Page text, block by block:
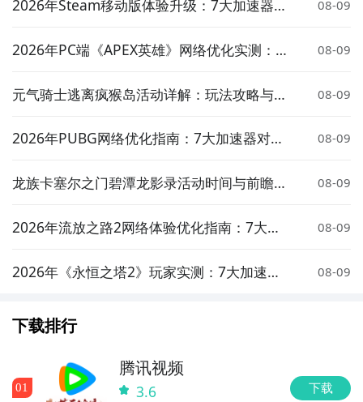
2026年Steam移动版体验升级：7大加速器对
08-09
2026年PC端《APEX英雄》网络优化实测：7
08-09
元气骑士逃离疯猴岛活动详解：玩法攻略与奖
08-09
2026年PUBG网络优化指南：7大加速器对比
08-09
龙族卡塞尔之门碧潭龙影录活动时间与前瞻介
08-09
2026年流放之路2网络体验优化指南：7大加
08-09
2026年《永恒之塔2》玩家实测：7大加速器
08-09
下载排行
01
腾讯视频
3.6 下载